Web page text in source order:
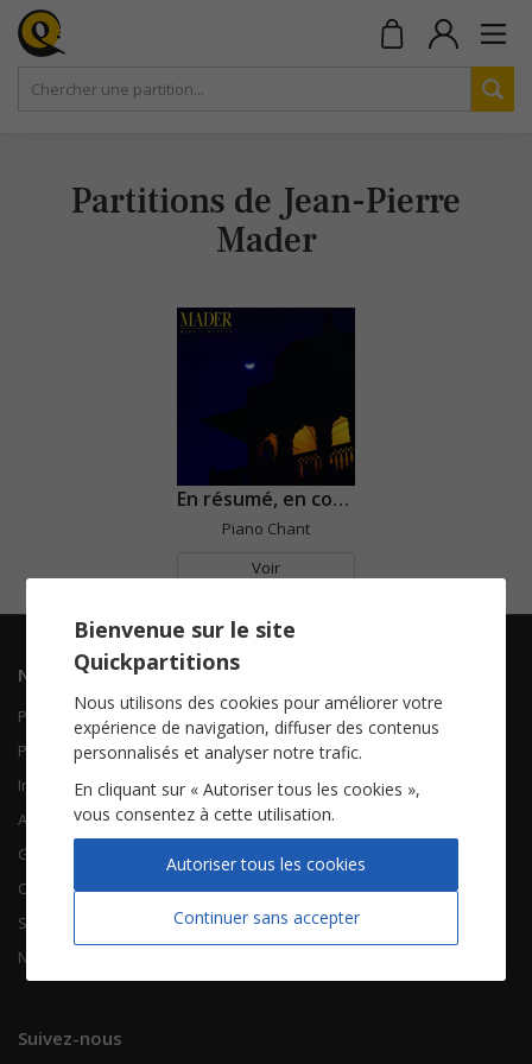
Partitions de Jean-Pierre
Mader
En résumé, en conclusion
Piano Chant
Voir
Navigation
Piano Chant
Piano Solo
Instruments solistes
Accordéon
Guitare
Chorales
Songbooks
Nouvelles partitions
Contactez-nous
Qui sommes-nous
FAQ
À propos
CGV
Mentions légales
Suivez-nous
Bienvenue sur le site
Quickpartitions
Nous utilisons des cookies pour améliorer votre
expérience de navigation, diffuser des contenus
personnalisés et analyser notre trafic.
En cliquant sur « Autoriser tous les cookies »,
vous consentez à cette utilisation.
Continuer sans accepter
Autoriser tous les cookies